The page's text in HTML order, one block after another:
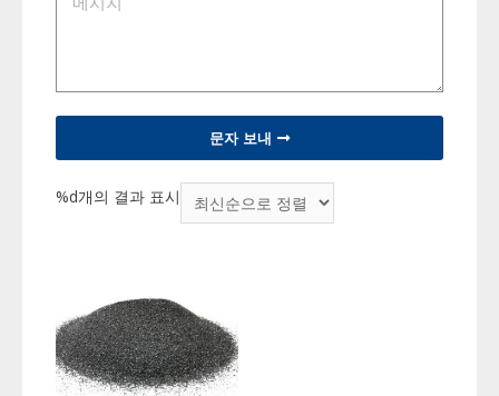
문자 보내
%d개의 결과 표시